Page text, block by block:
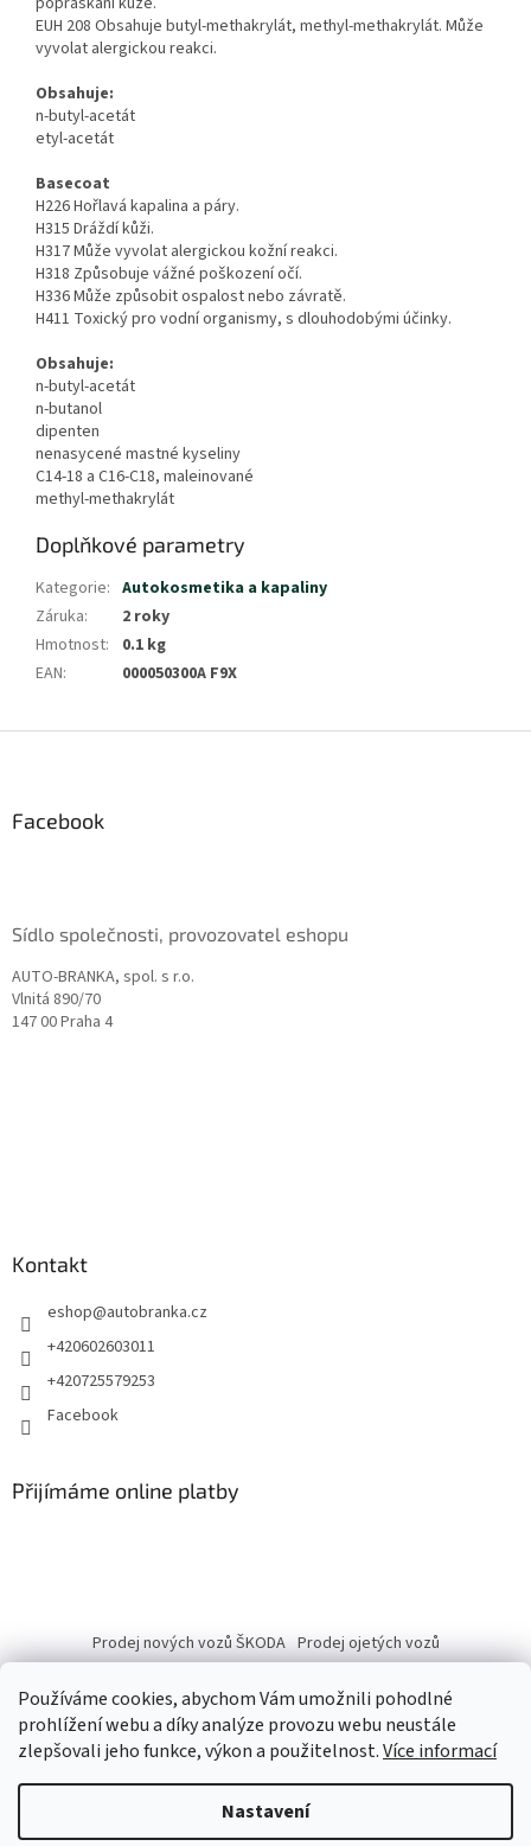
Používáme cookies, abychom Vám umožnili pohodlné
prohlížení webu a díky analýze provozu webu neustále
zlepšovali jeho funkce, výkon a použitelnost.Více informací
Nastavení
EUH 208 Obsahuje butyl-methakrylát, methyl-methakrylát. Může
vyvolat alergickou reakci.
Obsahuje:
n-butyl-acetát
etyl-acetát
Basecoat
H226 Hořlavá kapalina a páry.
H315 Dráždí kůži.
H317 Může vyvolat alergickou kožní reakci.
H318 Způsobuje vážné poškození očí.
H336 Může způsobit ospalost nebo závratě.
H411 Toxický pro vodní organismy, s dlouhodobými účinky.
Obsahuje:
n-butyl-acetát
n-butanol
dipenten
nenasycené mastné kyseliny
C14-18 a C16-C18, maleinované
methyl-methakrylát
Doplňkové parametry
Kategorie: Autokosmetika a kapaliny
Záruka:
2 roky
Hmotnost:
0.1 kg
EAN: 000050300A F9X
Facebook
Sídlo společnosti, provozovatel eshopu
AUTO-BRANKA, spol. s r.o.
Vlnitá 890/70
147 00 Praha 4
Kontakt
eshop@autobranka.cz
+420602603011
+420725579253
Facebook
Přijímáme online platby
Prodej nových vozů ŠKODA Prodej ojetých vozů